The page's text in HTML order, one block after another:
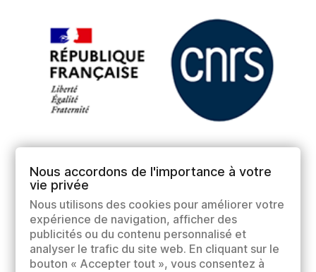
Nous accordons de l'importance à votre
vie privée
Nous utilisons des cookies pour améliorer votre
expérience de navigation, afficher des
publicités ou du contenu personnalisé et
analyser le trafic du site web. En cliquant sur le
bouton « Accepter tout », vous consentez à